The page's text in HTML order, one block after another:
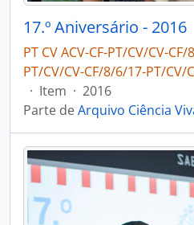
17.º Aniversário - 2016
PT CV ACV-CF-PT/CV/CV-
PT/CV/CV-CF/8/6/17-PT/CV/
· Item · 2016
Parte deArquivo Ciência